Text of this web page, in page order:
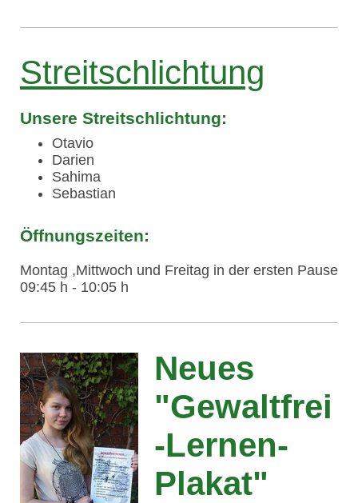
Streitschlichtung
Unsere Streitschlichtung:
Otavio
Darien
Sahima
Sebastian
Öffnungszeiten:
Montag ,Mittwoch und Freitag in der ersten Pause
09:45 h - 10:05 h
Neues
"Gewaltfrei
-Lernen-
Plakat"